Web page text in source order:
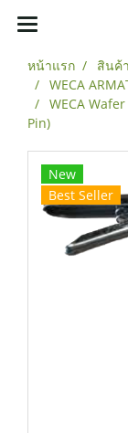
หน้าแรก
สินค้
WECA
WECA
Pin)
New
Best Seller